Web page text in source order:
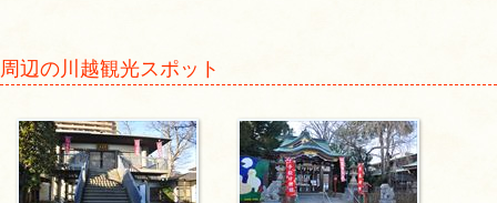
周辺の川越観光スポット